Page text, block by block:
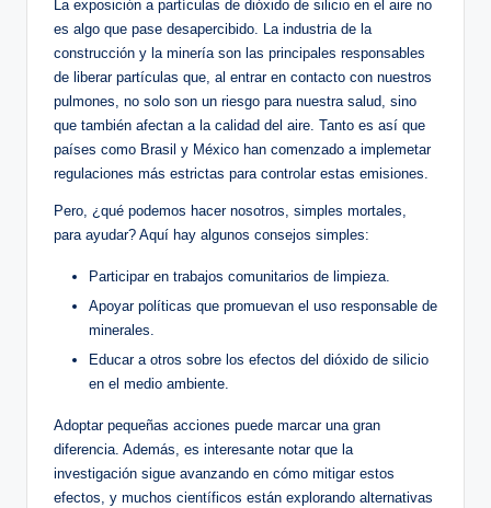
La exposición ‌a partículas de dióxido⁢ de silicio en el aire no
es algo que pase desapercibido. La industria de la
construcción y ‍la minería son las⁣ principales responsables‌
de liberar partículas que, ⁤al entrar en contacto con nuestros
pulmones, no⁣ solo⁢ son un riesgo para nuestra salud, sino
que también afectan a ⁣la calidad del aire. Tanto es así que
países como Brasil y⁢ México han comenzado a implemetar
regulaciones ​más estrictas para controlar estas emisiones.
Pero, ¿qué podemos⁤ hacer nosotros, simples mortales,
para ayudar? Aquí hay algunos consejos simples:
Participar ⁤en‌ trabajos comunitarios de limpieza.
Apoyar políticas que ​promuevan el uso ⁣responsable de
minerales.
Educar a otros sobre los efectos del dióxido de‌ silicio
‍en el ⁢medio ambiente.
Adoptar pequeñas acciones puede marcar ‍una gran
⁢diferencia. ‍Además,⁢ es interesante notar que la
investigación sigue avanzando en cómo mitigar estos‌
efectos, y muchos científicos están explorando alternativas